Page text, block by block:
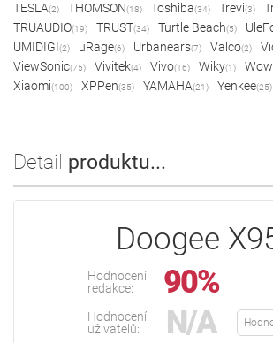
TESLA(2) THOMSON(18) Toshiba(34) Trevi(3)
TRUAUDIO(19) TRUST(34) Turtle Beach(5)
UMIDIGI(2) uRage(6) Urbanears(7) Valco(2)
ViewSonic(75) Vivitek(4) Vivo(16) Wiky(1)
Xiaomi(100) XPPen(35) YAMAHA(21) Yenkee(25)
Detail produktu...
Doogee
Hodnocení
redakce:
90%
Hodnocení
uživatelů:
N/A